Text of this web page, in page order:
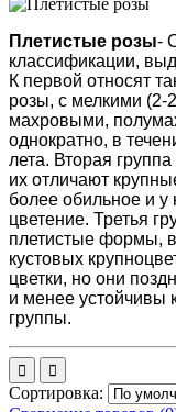
Плетистые розы-
классификации,
К первой относят
розы, c мелкими (2-
махровыми,
однократно, в
лета. Вторая
их отличают
более обильное и у
цветение. Третья
плетистые формы,
кустовых
цветки, но они
и менее устойчивы
группы.
Сортировка: